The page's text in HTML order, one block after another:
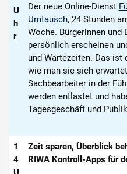
U
h
r
Der neue Online-Dienst
Umtausch, 24 Stunden
Woche. Bürgerinnen und
persönlich erscheinen
und Wartezeiten. Das ist
wie man sie sich
Sachbearbeiter in der
werden entlastet und
Tagesgeschäft und
1
4
Zeit sparen, Überblick
RIWA Kontroll-Apps für